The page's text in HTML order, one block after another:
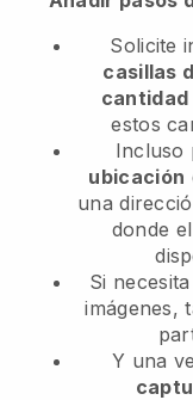
Solicite
casillas
estos
Incluso
ubicación
una
donde
Si
imágenes,
Y una